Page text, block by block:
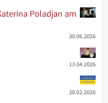
Poladjan am
30.06.2026
13.04.2026
20.02.2026